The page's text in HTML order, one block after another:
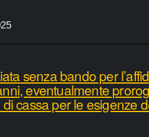
senza bando per
eventualmente
cassa per le esigenze